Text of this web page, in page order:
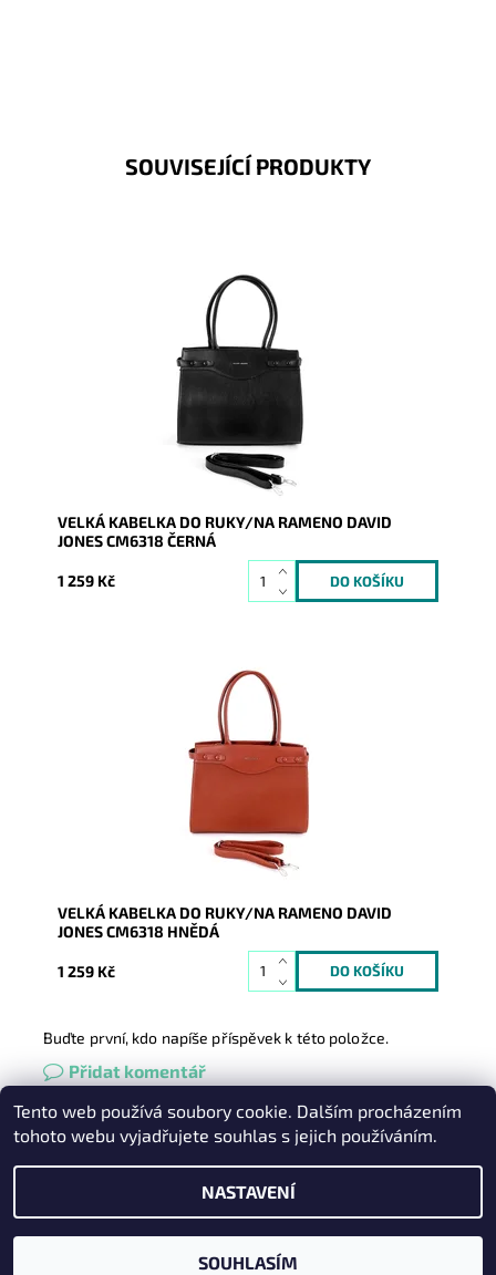
SOUVISEJÍCÍ PRODUKTY
Velká černá kabelka značky David Jones CM6318 je
určena pro nošení na rameni, ale i do ruky.
Skladem
9419
David Jones Paris
2 roky
VELKÁ KABELKA DO RUKY/NA RAMENO DAVID
JONES CM6318 ČERNÁ
1 259 Kč
Velká hnědá kabelka značky David Jones CM6318 je
určena pro nošení na rameni, ale i do ruky.
Skladem
9420
David Jones Paris
2 roky
VELKÁ KABELKA DO RUKY/NA RAMENO DAVID
JONES CM6318 HNĚDÁ
1 259 Kč
Buďte první, kdo napíše příspěvek k této položce.
Přidat komentář
Heureka.cz | Zboží.cz Oázakabelek
2026 © Kabelky pro Vás, všechna práva vyhrazena
Vytvořil Shoptet
Tento web používá soubory cookie. Dalším procházením
tohoto webu vyjadřujete souhlas s jejich používáním.
NASTAVENÍ
SOUHLASÍM